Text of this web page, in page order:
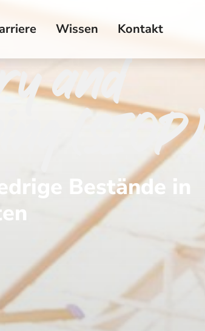
Wissen Kontakt
and
(SIOP)
Bestände in